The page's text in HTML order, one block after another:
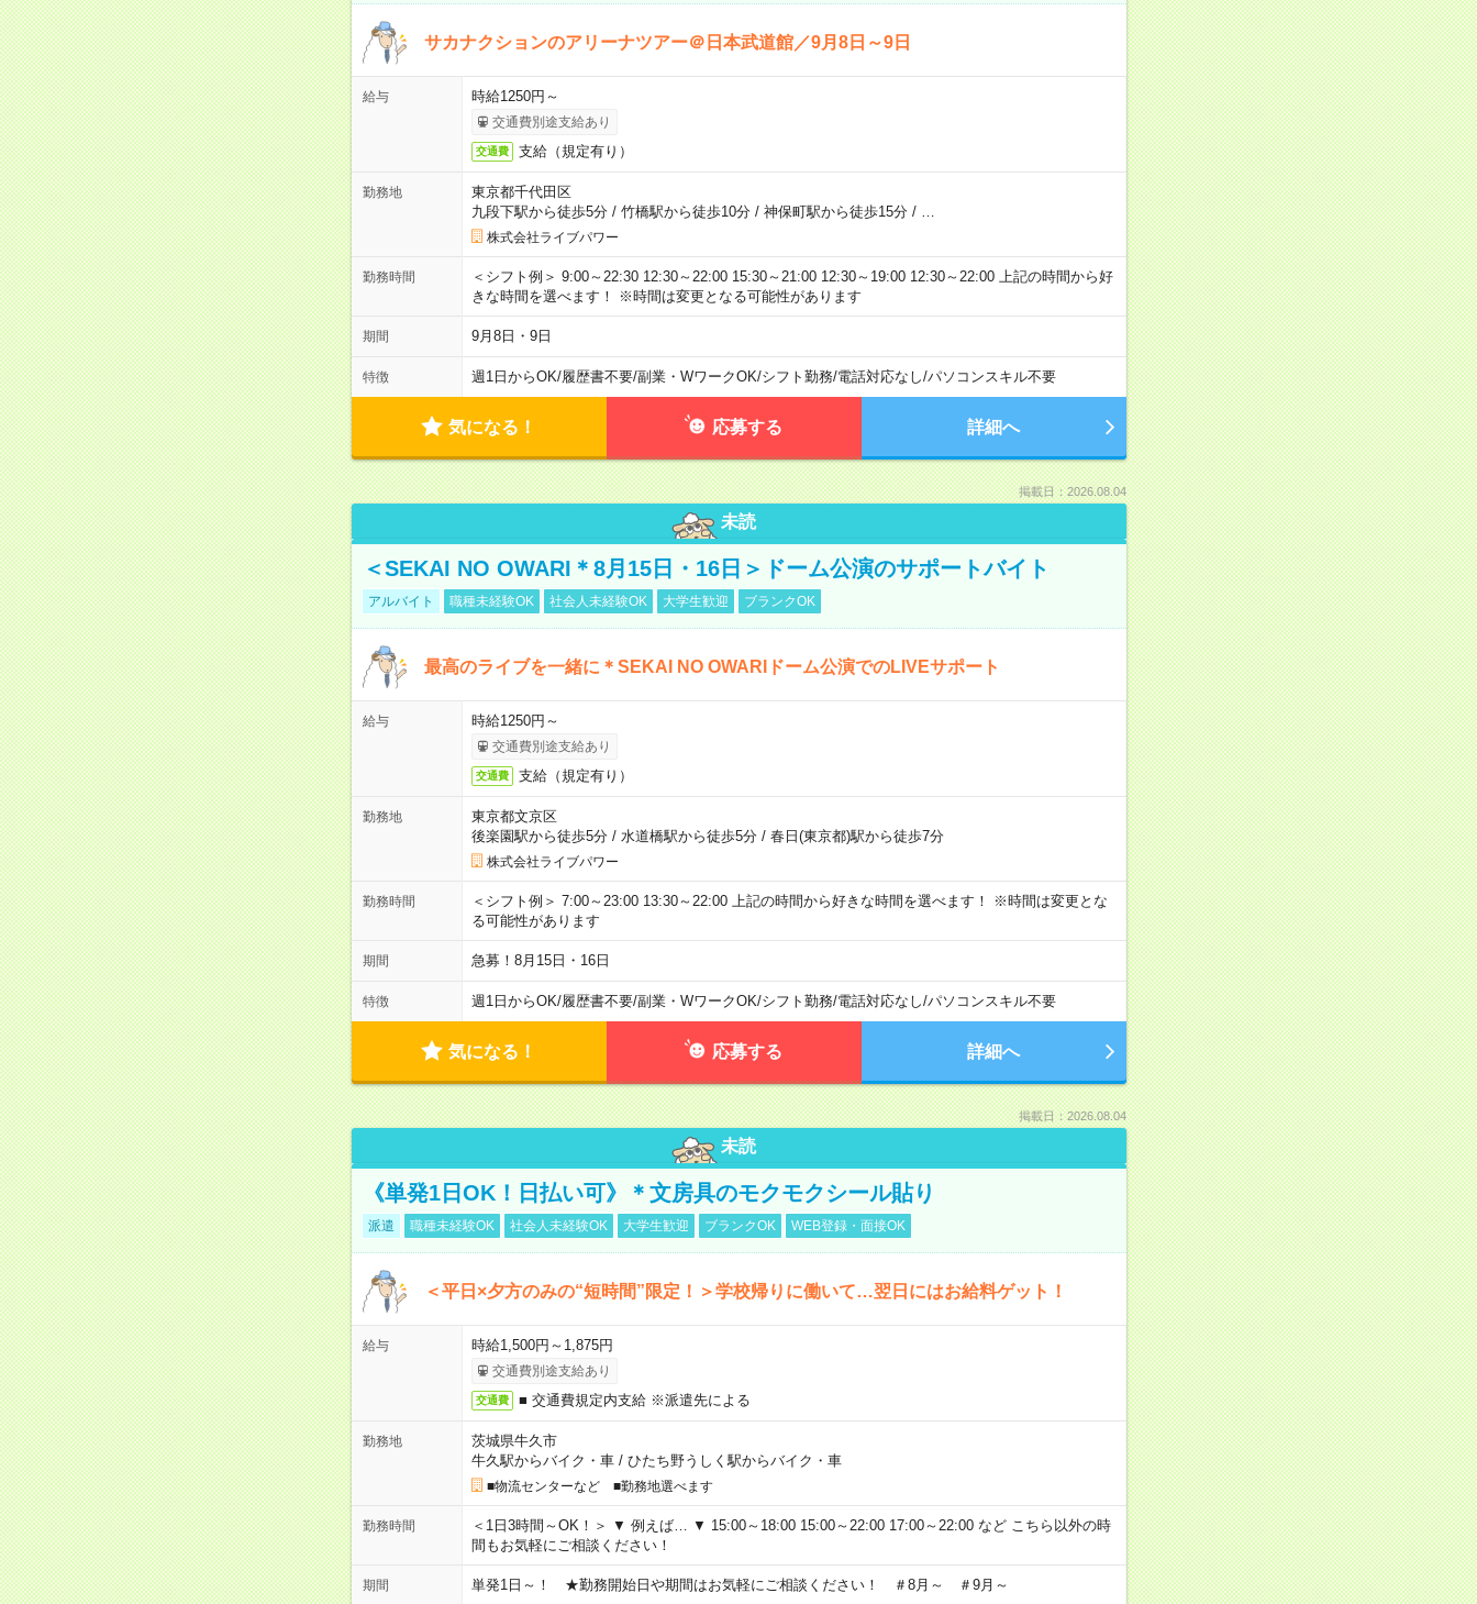
サカナクションのアリーナツアー＠日本武道館／9月8日～9日
給与 時給1250円～
交通費別途支給あり
交通費 支給（規定有り）
勤務地
東京都千代田区
九段下駅から徒歩5分/ 竹橋駅から徒歩10分/ 神保町駅から徒歩15分/
株式会社ライブパワー
勤務時間
＜シフト例＞ 9:00～22:30 12:30～22:00 15:30～21:00 12:30～19:00 12:30～22:00 上記の時間から好
きな時間を選べます！ ※時間は変更となる可能性があります
期間 9月8日・9日
特徴 週1日からOK/履歴書不要/副業・WワークOK/シフト勤務/電話対応なし/パソコンスキル不要
気になる！ 応募する 詳細へ
掲載日：2026.08.04
未読
＜SEKAI NO OWARI＊8月15日・16日＞ドーム公演のサポートバイト
アルバイト 職種未経験OK 社会人未経験OK 大学生歓迎 ブランクOK
最高のライブを一緒に＊SEKAI NO OWARIドーム公演でのLIVEサポート
給与 時給1250円～
交通費別途支給あり
交通費 支給（規定有り）
勤務地
東京都文京区
後楽園駅から徒歩5分/ 水道橋駅から徒歩5分/ 春日(東京都)駅から徒歩7分
株式会社ライブパワー
勤務時間
＜シフト例＞ 7:00～23:00 13:30～22:00 上記の時間から好きな時間を選べます！ ※時間は変更とな
る可能性があります
期間 急募！8月15日・16日
特徴 週1日からOK/履歴書不要/副業・WワークOK/シフト勤務/電話対応なし/パソコンスキル不要
気になる！ 応募する 詳細へ
掲載日：2026.08.04
未読
《単発1日OK！日払い可》＊文房具のモクモクシール貼り
派遣 職種未経験OK 社会人未経験OK 大学生歓迎 ブランクOK WEB登録・面接OK
＜平日×夕方のみの“短時間”限定！＞学校帰りに働いて…翌日にはお給料ゲット！
給与 時給1,500円～1,875円
交通費別途支給あり
交通費 ■ 交通費規定内支給 ※派遣先による
勤務地
茨城県牛久市
牛久駅からバイク・車/ ひたち野うしく駅からバイク・車
■物流センターなど ■勤務地選べます
勤務時間
＜1日3時間～OK！＞ ▼ 例えば… ▼ 15:00～18:00 15:00～22:00 17:00～22:00 など こちら以外の時
間もお気軽にご相談ください！
期間 単発1日～！ ★勤務開始日や期間はお気軽にご相談ください！ ＃8月～ ＃9月～